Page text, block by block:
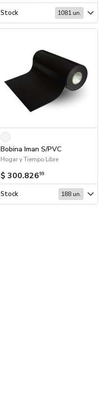
Stock 1081 un.
Bobina Iman S/PVC
Hogar y Tiempo Libre
$ 300.82699
Stock 188 un.